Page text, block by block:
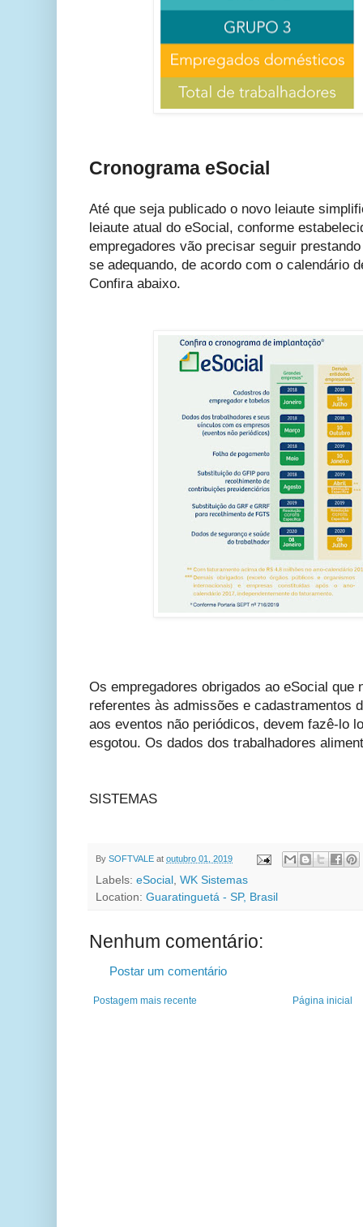
Cronograma eSocial
Até que seja publicado o novo leiaute
leiaute atual do eSocial, conforme
empregadores vão precisar seguir
se adequando, de acordo com o calendário
Confira abaixo.
Os empregadores obrigados ao eSocial que
referentes às admissões e cadastramentos
aos eventos não periódicos, devem fazê-lo
esgotou. Os dados dos trabalhadores
SISTEMAS
By SOFTVALE at outubro 01, 2019
Labels: eSocial , WK Sistemas
Location: Guaratinguetá - SP, Brasil
Nenhum comentário:
Postar um comentário
Postagem mais recente Página inicial